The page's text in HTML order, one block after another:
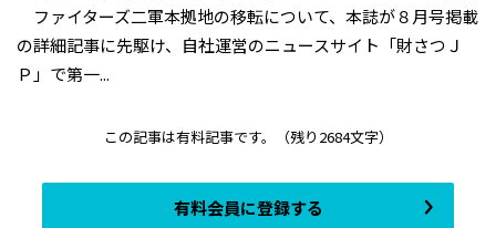
ファイターズ二軍本拠地の移転について、本誌が８月号掲載
の詳細記事に先駆け、自社運営のニュースサイト「財さつＪ
Ｐ」で第一...
この記事は有料記事です。 （残り2684文字）
有料会員に登録する